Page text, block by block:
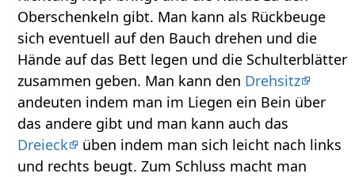
Oberschenkeln gibt. Man kann als Rückbeuge
sich eventuell auf den Bauch drehen und die
Hände auf das Bett legen und die Schulterblätter
zusammen geben. Man kann den Drehsitz
andeuten indem man im Liegen ein Bein über
das andere gibt und man kann auch das
Dreieck
üben indem man sich leicht nach links
und rechts beugt. Zum Schluss macht man